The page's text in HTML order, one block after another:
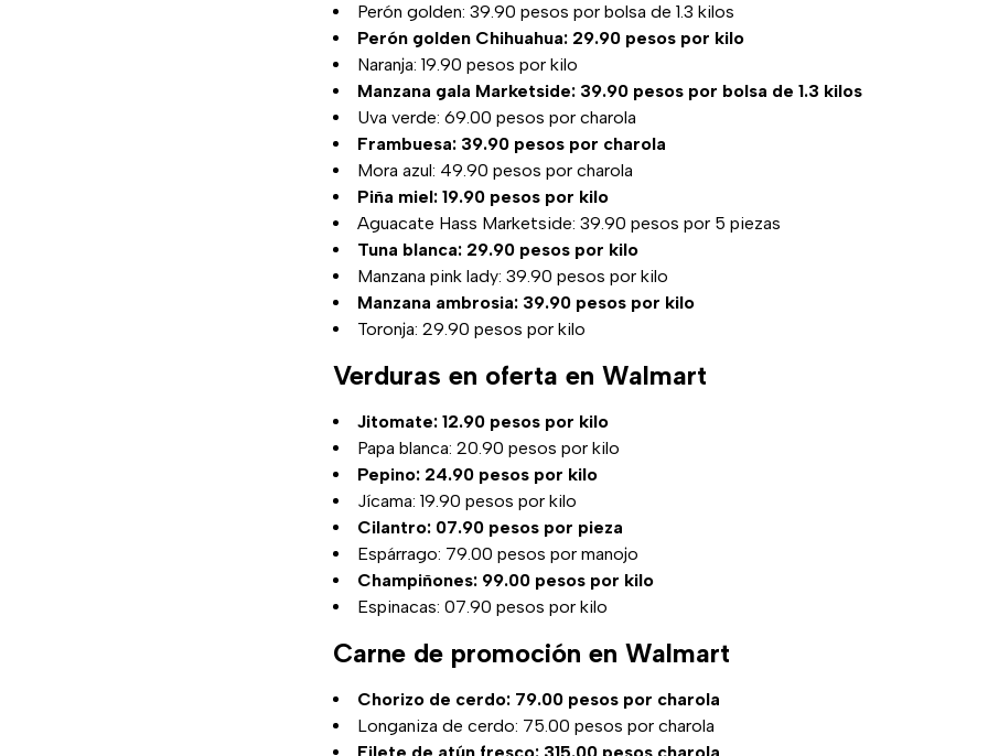
Perón golden: 39.90 pesos por bolsa de 1.3 kilos
Perón golden Chihuahua: 29.90 pesos por kilo
Naranja: 19.90 pesos por kilo
Manzana gala Marketside: 39.90 pesos por bolsa de 1.3 kilos
Uva verde: 69.00 pesos por charola
Frambuesa: 39.90 pesos por charola
Mora azul: 49.90 pesos por charola
Piña miel: 19.90 pesos por kilo
Aguacate Hass Marketside: 39.90 pesos por 5 piezas
Tuna blanca: 29.90 pesos por kilo
Manzana pink lady: 39.90 pesos por kilo
Manzana ambrosia: 39.90 pesos por kilo
Toronja: 29.90 pesos por kilo
Verduras en oferta en Walmart
Jitomate: 12.90 pesos por kilo
Papa blanca: 20.90 pesos por kilo
Pepino: 24.90 pesos por kilo
Jícama: 19.90 pesos por kilo
Cilantro: 07.90 pesos por pieza
Espárrago: 79.00 pesos por manojo
Champiñones: 99.00 pesos por kilo
Espinacas: 07.90 pesos por kilo
Carne de promoción en Walmart
Chorizo de cerdo: 79.00 pesos por charola
Longaniza de cerdo: 75.00 pesos por charola